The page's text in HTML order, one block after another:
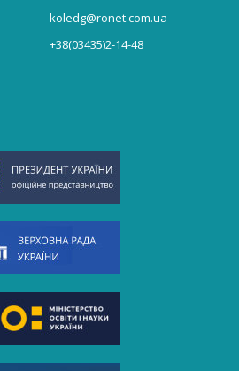
koledg@ronet.com.ua
+38(03435)2-14-48